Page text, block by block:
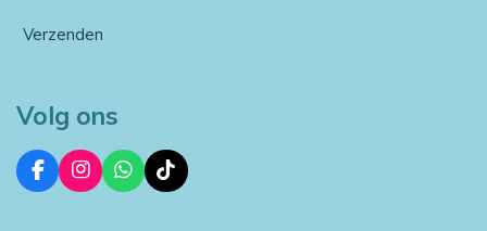
Verzenden
Volg ons
F
a
I
n
W
h
T
i